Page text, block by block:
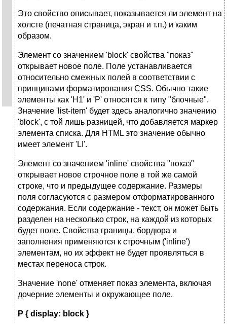
Это свойство описывает, показывается ли элемент на
холсте (печатная страница, экран и т.п.) и каким
образом.
Элемент со значением 'block' свойства "показ"
открывает новое поле. Поле устанавливается
относительно смежных полей в соответствии с
принципами форматирования CSS. Обычно такие
элементы как 'H1' и 'P' относятся к типу "блочные".
Значение 'list-item' будет здесь аналогично значению
'block', с той лишь разницей, что добавляется маркер
элемента списка. Для HTML это значение обычно
имеет элемент 'LI'.
Элемент со значением 'inline' свойства "показ"
открывает новое строчное поле в той же самой
строке, что и предыдущее содержание. Размеры
поля согласуются с размером отформатированного
содержания. Если содержание - текст, он может быть
разделен на несколько строк, на каждой из которых
будет поле. Свойства границы, бордюра и
заполнения применяются к строчным ('inline')
элементам, но их эффект не будет проявляться в
местах переноса строк.
Значение 'none' отменяет показ элемента, включая
дочерние элементы и окружающее поле.
P { display: block }